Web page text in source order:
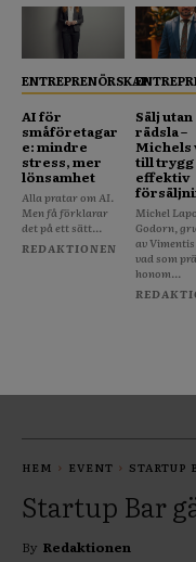
ENTREPRENÖRSKAP
AI för
småföretagar
e: mindre
stress, mer
lönsamhet
Alla pratar om AI.
Men få förklarar
det på ett sätt...
REDAKTIONEN
Sälj utan
rädsla –
Michels
till trygg
effektiv
Michel
Godorn,
av
vad som
honom...